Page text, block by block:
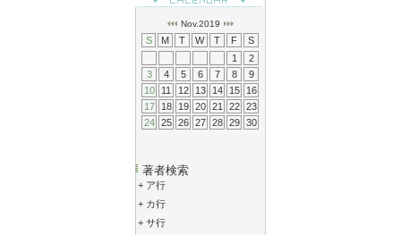
Nov.2019
S M T W T F
S
1
2
3
4 5 6 7 8
9
10
11 12 13 14 15
16
17
18 19 20 21 22
23
24
25 26 27 28 29 30
著者検索
+ ア行
+ カ行
+ サ行